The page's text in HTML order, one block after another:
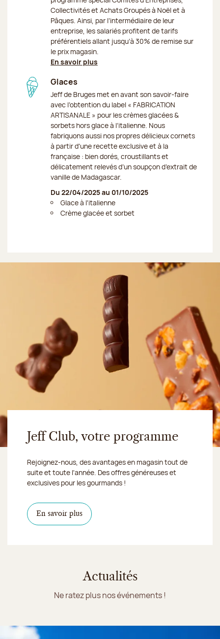
Collectivités et Achats Groupés à Noël et à
Pâques. Ainsi, par l’intermédiaire de leur
entreprise, les salariés profitent de tarifs
préférentiels allant jusqu’à 30% de remise sur
le prix magasin.
En savoir plus
Glaces
Jeff de Bruges met en avant son savoir-faire
avec l’obtention du label « FABRICATION
ARTISANALE » pour les crèmes glacées &
sorbets hors glace à l’italienne. Nous
fabriquons aussi nos propres délicieux cornets
à partir d'une recette exclusive et à la
française : bien dorés, croustillants et
délicatement relevés d’un soupçon d’extrait de
vanille de Madagascar.
Du 22/04/2025 au 01/10/2025
Glace à l'italienne
Crème glacée et sorbet
Jeff Club, votre programme
Rejoignez-nous, des avantages en magasin tout de
suite et toute l'année. Des offres généreuses et
exclusives pour les gourmands !
En savoir plus
Actualités
Ne ratez plus nos événements !